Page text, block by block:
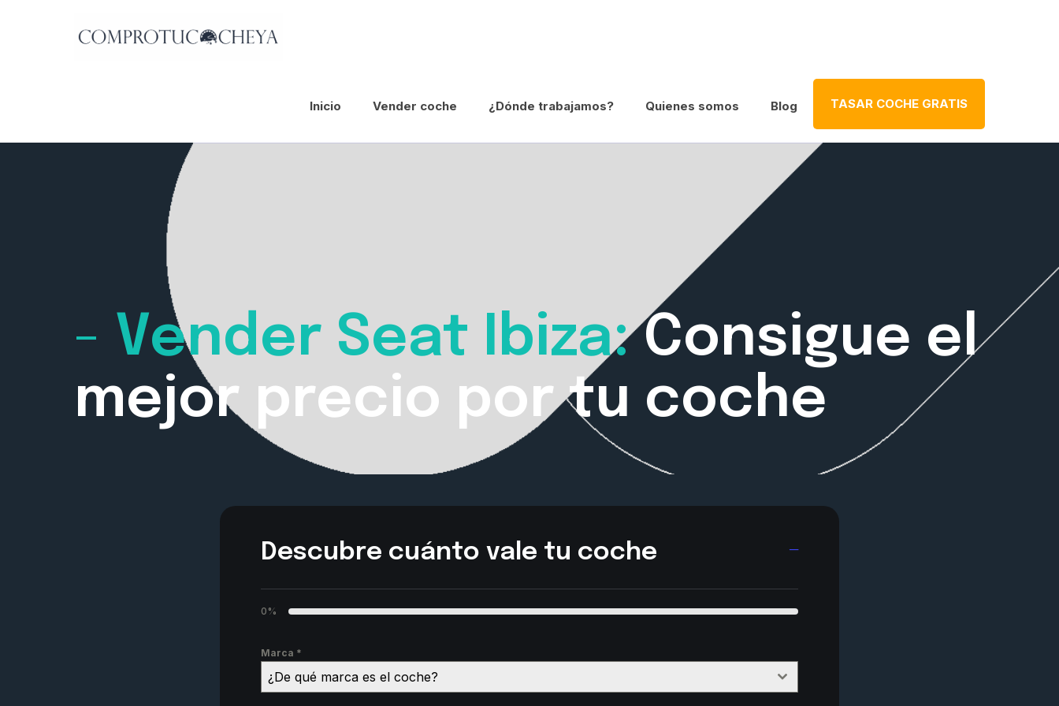
Inicio Vender coche ¿Dónde trabajamos? Quienes somos Blog TASAR COCHE GRATIS
- Vender Seat Ibiza:Consigue el
mejor precio por tu coche
Descubre cuánto vale tu coche ─
0%
Marca *
¿De qué marca es el coche?